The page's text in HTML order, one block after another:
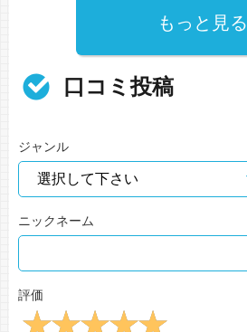
もっと見る
口コミ投稿
ジャンル
ニックネーム
評価